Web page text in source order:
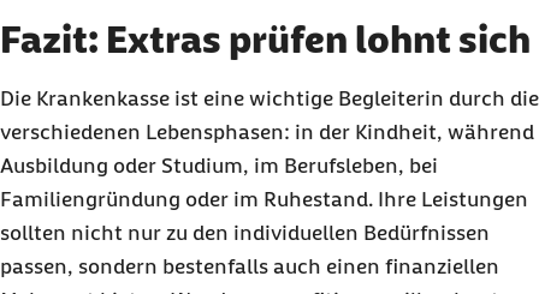
Fazit: Extras prüfen lohnt sich
Die Krankenkasse ist eine wichtige Begleiterin durch die
verschiedenen Lebensphasen: in der Kindheit, während
Ausbildung oder Studium, im Berufsleben, bei
Familiengründung oder im Ruhestand. Ihre Leistungen
sollten nicht nur zu den individuellen Bedürfnissen
passen, sondern bestenfalls auch einen finanziellen